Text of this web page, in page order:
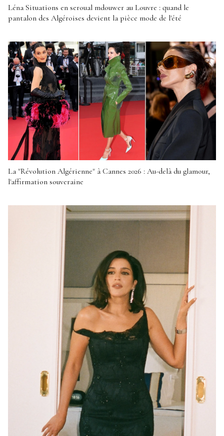
Léna Situations en seroual mdouwer au Louvre : quand le
pantalon des Algéroises devient la pièce mode de l'été
La "Révolution Algérienne" à Cannes 2026 : Au-delà du glamour,
l'affirmation souveraine